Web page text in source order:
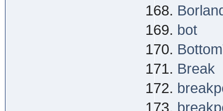
bot
Break